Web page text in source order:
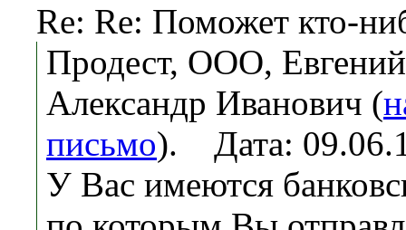
Re: Re: Поможет кто-
Продест, ООО,
Александр Иванович (
письмо). Дата:
У Вас имеются